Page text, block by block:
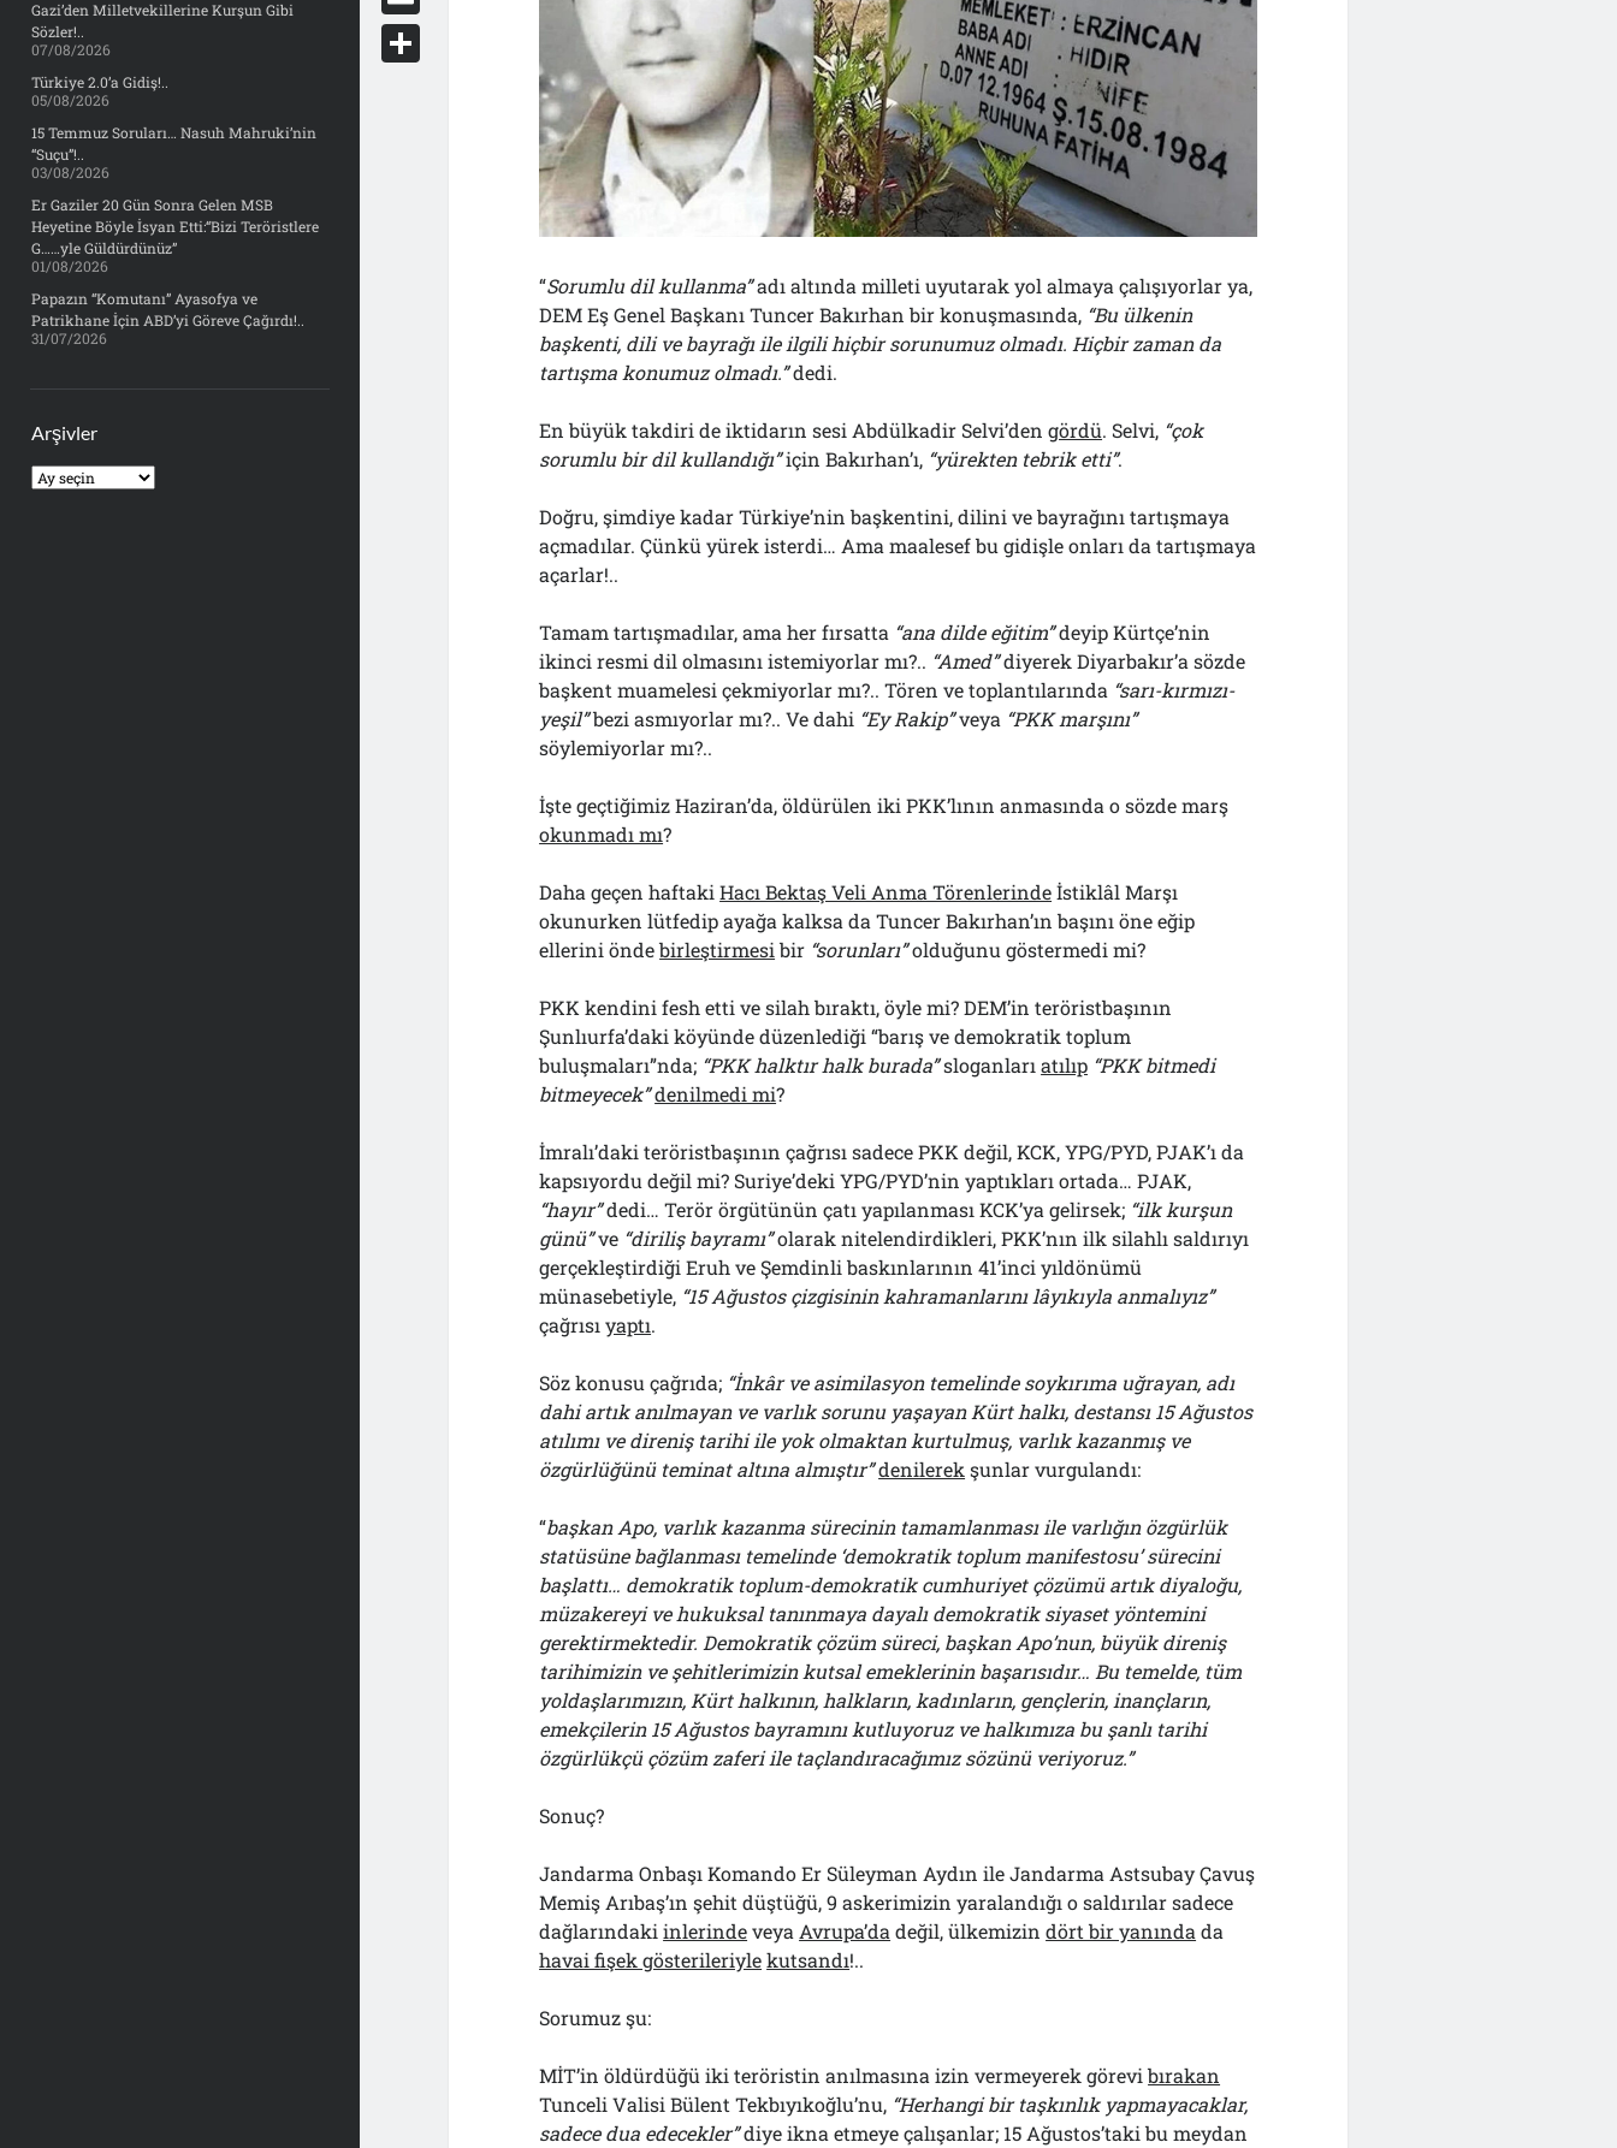
Gazi’den Milletvekillerine Kurşun Gibi
Sözler!..
07/08/2026
Türkiye 2.0’a Gidiş!..
05/08/2026
15 Temmuz Soruları… Nasuh Mahruki’nin
“Suçu”!..
03/08/2026
Er Gaziler 20 Gün Sonra Gelen MSB
Heyetine Böyle İsyan Etti:“Bizi Teröristlere
G……yle Güldürdünüz”
01/08/2026
Papazın “Komutanı” Ayasofya ve
Patrikhane İçin ABD’yi Göreve Çağırdı!..
31/07/2026
Arşivler
Arşivler
“Sorumlu dil kullanma”adı altında milleti uyutarak yol almaya çalışıyorlar ya,
DEM Eş Genel Başkanı Tuncer Bakırhan bir konuşmasında, “Bu ülkenin
başkenti, dili ve bayrağı ile ilgili hiçbir sorunumuz olmadı. Hiçbir zaman da
tartışma konumuz olmadı.”dedi.
En büyük takdiri de iktidarın sesi Abdülkadir Selvi’dengördü. Selvi, “çok
sorumlu bir dil kullandığı”için Bakırhan’ı, “yürekten tebrik etti”.
Doğru, şimdiye kadar Türkiye’nin başkentini, dilini ve bayrağını tartışmaya
açmadılar. Çünkü yürek isterdi… Ama maalesef bu gidişle onları da tartışmaya
açarlar!..
Tamam tartışmadılar, ama her fırsatta “ana dilde eğitim”deyip Kürtçe’nin
ikinci resmi dil olmasını istemiyorlar mı?.. “Amed”diyerek Diyarbakır’a sözde
başkent muamelesi çekmiyorlar mı?.. Tören ve toplantılarında “sarı-kırmızı-
yeşil”bezi asmıyorlar mı?.. Ve dahi “Ey Rakip”veya “PKK marşını”
söylemiyorlar mı?..
İşte geçtiğimiz Haziran’da, öldürülen iki PKK’lının anmasında o sözde marş
okunmadı mı?
Daha geçen haftakiHacı Bektaş Veli Anma Törenlerindeİstiklâl Marşı
okunurken lütfedip ayağa kalksa da Tuncer Bakırhan’ın başını öne eğip
ellerini öndebirleştirmesi bir “sorunları”olduğunu göstermedi mi?
PKK kendini fesh etti ve silah bıraktı, öyle mi? DEM’in teröristbaşının
Şunlıurfa’daki köyünde düzenlediği “barış ve demokratik toplum
buluşmaları”nda; “PKK halktır halk burada”sloganlarıatılıp “PKK bitmedi
bitmeyecek”denilmedi mi?
İmralı’daki teröristbaşının çağrısı sadece PKK değil, KCK, YPG/PYD, PJAK’ı da
kapsıyordu değil mi? Suriye’deki YPG/PYD’nin yaptıkları ortada… PJAK,
“hayır”dedi… Terör örgütünün çatı yapılanması KCK’ya gelirsek; “ilk kurşun
günü”ve “diriliş bayramı”olarak nitelendirdikleri, PKK’nın ilk silahlı saldırıyı
gerçekleştirdiği Eruh ve Şemdinli baskınlarının 41’inci yıldönümü
münasebetiyle, “15 Ağustos çizgisinin kahramanlarını lâyıkıyla anmalıyız”
çağrısıyaptı.
Söz konusu çağrıda; “İnkâr ve asimilasyon temelinde soykırıma uğrayan, adı
dahi artık anılmayan ve varlık sorunu yaşayan Kürt halkı, destansı 15 Ağustos
atılımı ve direniş tarihi ile yok olmaktan kurtulmuş, varlık kazanmış ve
özgürlüğünü teminat altına almıştır”denilerek şunlar vurgulandı:
“başkan Apo, varlık kazanma sürecinin tamamlanması ile varlığın özgürlük
statüsüne bağlanması temelinde ‘demokratik toplum manifestosu’ sürecini
başlattı… demokratik toplum-demokratik cumhuriyet çözümü artık diyaloğu,
müzakereyi ve hukuksal tanınmaya dayalı demokratik siyaset yöntemini
gerektirmektedir. Demokratik çözüm süreci, başkan Apo’nun, büyük direniş
tarihimizin ve şehitlerimizin kutsal emeklerinin başarısıdır… Bu temelde, tüm
yoldaşlarımızın, Kürt halkının, halkların, kadınların, gençlerin, inançların,
emekçilerin 15 Ağustos bayramını kutluyoruz ve halkımıza bu şanlı tarihi
özgürlükçü çözüm zaferi ile taçlandıracağımız sözünü veriyoruz.”
Sonuç?
Jandarma Onbaşı Komando Er Süleyman Aydın ile Jandarma Astsubay Çavuş
Memiş Arıbaş’ın şehit düştüğü, 9 askerimizin yaralandığı o saldırılar sadece
dağlarındakiinlerindeveya Avrupa’da değil, ülkemizindört bir yanında da
havai fişek gösterileriylekutsandı!..
Sorumuz şu:
MİT’in öldürdüğü iki teröristin anılmasına izin vermeyerek görevibırakan
Tunceli Valisi Bülent Tekbıyıkoğlu’nu, “Herhangi bir taşkınlık yapmayacaklar,
sadece dua edecekler”diye ikna etmeye çalışanlar; 15 Ağustos’taki bu meydan
y
db
d
d
o
c
E